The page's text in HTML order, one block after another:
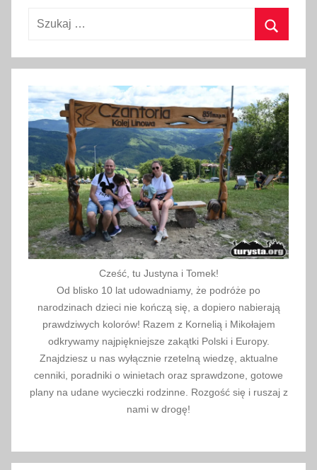
Szukaj:
Cześć, tu Justyna i Tomek!
Od blisko 10 lat udowadniamy, że podróże po
narodzinach dzieci nie kończą się, a dopiero nabierają
prawdziwych kolorów! Razem z Kornelią i Mikołajem
odkrywamy najpiękniejsze zakątki Polski i Europy.
Znajdziesz u nas wyłącznie rzetelną wiedzę, aktualne
cenniki, poradniki o winietach oraz sprawdzone, gotowe
plany na udane wycieczki rodzinne. Rozgość się i ruszaj z
nami w drogę!